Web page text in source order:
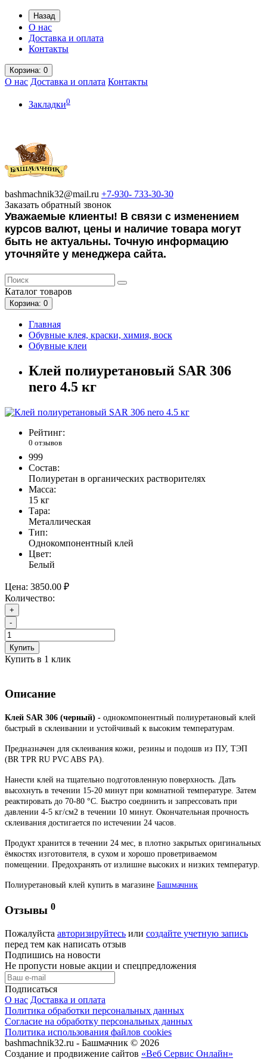
Назад
О нас
Доставка и оплата
Контакты
Корзина: 0
О нас Доставка и оплата Контакты
Закладки0
bashmachnik32@mail.ru +7-930- 733-30-30
Заказать обратный звонок
Уважаемые клиенты! В связи с изменением
курсов валют, цены и наличие товара могут
быть не актуальны. Точную информацию
уточняйте у менеджера сайта.
Каталог товаров
Корзина: 0
Главная
Обувные клея, краски, химия, воск
Обувные клеи
Клей полиуретановый SAR 306
nero 4.5 кг
Рейтинг:
0 отзывов
999
Cостав:
Полиуретан в органических растворителях
Масса:
15 кг
Тара:
Металлическая
Тип:
Однокомпонентный клей
Цвет:
Белый
Цена: 3850.00 ₽
Количество:
+
-
Купить
Купить в 1 клик
Описание
Клей SAR 306 (черный) - однокомпонентный полиуретановый клей
быстрый в склеивании и устойчивый к высоким температурам.
Предназначен для склеивания кожи, резины и подошв из ПУ, ТЭП
(BR TPR RU PVC ABS PA).
Нанести клей на тщательно подготовленную поверхность. Дать
высохнуть в течении 15-20 минут при комнатной температуре. Затем
реактировать до 70-80 °C. Быстро соединить и запрессовать при
давлении 4-5 кг/см2 в течении 10 минут. Окончательная прочность
склеивания достигается по истечении 24 часов.
Продукт хранится в течении 24 мес, в плотно закрытых оригинальных
ёмкостях изготовителя, в сухом и хорошо проветриваемом
помещении. Предохранять от излишне высоких и низких температур.
Полиуретановый клей купить в магазине Башмачник
Отзывы 0
Пожалуйста авторизируйтесь или создайте учетную запись
перед тем как написать отзыв
Подпишись на новости
Не пропусти новые акции и спецпредложения
Подписаться
О нас Доставка и оплата
Политика обработки персональных данных
Согласие на обработку персональных данных
Политика использования файлов cookies
bashmachnik32.ru - Башмачник © 2026
Создание и продвижение сайтов «Веб Сервис Онлайн»